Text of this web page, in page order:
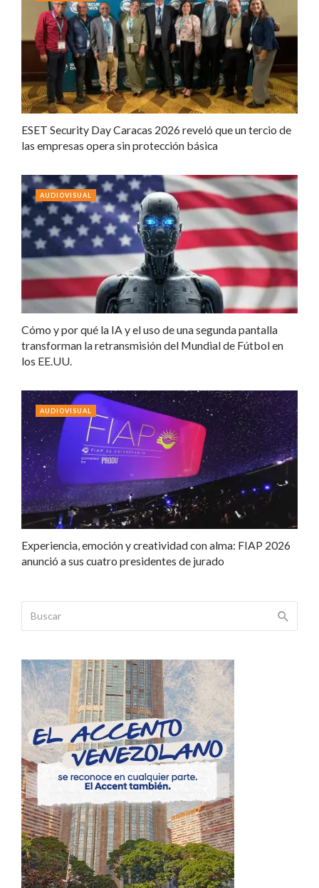
ESET Security Day Caracas 2026 reveló que un tercio de
las empresas opera sin protección básica
Cómo y por qué la IA y el uso de una segunda pantalla
transforman la retransmisión del Mundial de Fútbol en
los EE.UU.
AUDIOVISUAL
Experiencia, emoción y creatividad con alma: FIAP 2026
anunció a sus cuatro presidentes de jurado
AUDIOVISUAL